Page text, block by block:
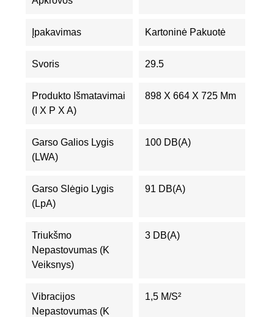
Įpakavimas Kartoninė Pakuotė
Svoris 29.5
Produkto Išmatavimai
(I X P X A)
898 X 664 X 725 Mm
Garso Galios Lygis
(LWA)
100 DB(A)
Garso Slėgio Lygis
(LpA)
91 DB(A)
Triukšmo
Nepastovumas (K
Veiksnys)
3 DB(A)
Vibracijos
Nepastovumas (K
1,5 M/s²